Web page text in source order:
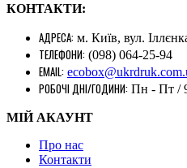
КОНТАКТИ:
АДРЕСА: м. Київ, вул.
ТЕЛЕФОНИ: (098) 064-25-94
EMAIL:
РОБОЧІ ДНІ/ГОДИНИ: Пн - Пт /
МІЙ АКАУНТ
Про нас
Контакти